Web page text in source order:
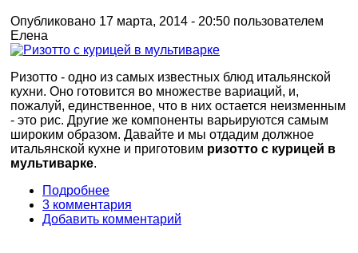
Опубликовано 17 марта, 2014 - 20:50 пользователем
Елена
Ризотто - одно из самых известных блюд итальянской
кухни. Оно готовится во множестве вариаций, и,
пожалуй, единственное, что в них остается неизменным
- это рис. Другие же компоненты варьируются самым
широким образом. Давайте и мы отдадим должное
итальянской кухне и приготовим ризотто с курицей в
мультиварке.
Подробнее
3 комментария
Добавить комментарий